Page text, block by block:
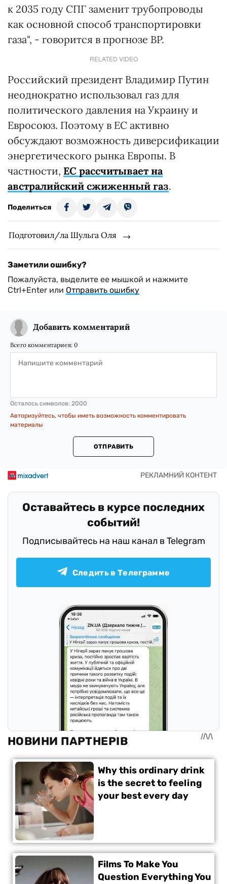
к 2035 году СПГ заменит трубопроводы
как основной способ транспортировки
газа", - говорится в прогнозе BP.
RELATED VIDEO
Российский президент Владимир Путин
неоднократно использовал газ для
политического давления на Украину и
Евросоюз. Поэтому в ЕС активно
обсуждают возможность диверсификации
энергетического рынка Европы. В
частности, ЕС рассчитывает на
австралийский сжиженный газ.
Поделиться
Подготовил/ла Шульга Оля
Заметили ошибку?
Пожалуйста, выделите ее мышкой и нажмите
Ctrl+Enter или Отправить ошибку
Добавить комментарий
Всего комментариев: 0
Осталось символов: 2000
Авторизуйтесь, чтобы иметь возможность комментировать
материалы
ОТПРАВИТЬ
Оставайтесь в курсе последних
событий!
Подписывайтесь на наш канал в Telegram
Следить в Телеграмме